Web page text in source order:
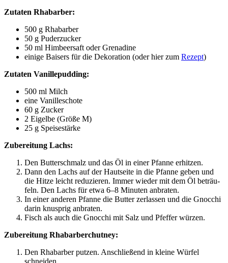
Zuta­ten Rhabarber:
500 g Rhabarber
50 g Puderzucker
50 ml Him­beer­saft oder Grenadine
eini­ge Bai­sers für die Deko­ra­ti­on (oder hier zum Rezept)
Zuta­ten Vanillepudding:
500 ml Milch
eine Vanil­le­scho­te
60 g Zucker
2 Eigel­be (Grö­ße M)
25 g Spei­se­stär­ke
Zube­rei­tung Lachs:
Den But­ter­schmalz und das Öl in einer Pfan­ne erhitzen.
Dann den Lachs auf der Haut­sei­te in die Pfan­ne geben und
die Hit­ze leicht redu­zie­ren. Immer wie­der mit dem Öl beträu­
feln. Den Lachs für etwa 6–8 Minu­ten anbraten.
In einer ande­ren Pfan­ne die But­ter zer­las­sen und die Gnoc­chi
dar­in knusp­rig anbraten.
Fisch als auch die Gnoc­chi mit Salz und Pfef­fer würzen.
Zube­rei­tung Rhabarberchutney:
Den Rha­bar­ber put­zen. Anschlie­ßend in klei­ne Wür­fel